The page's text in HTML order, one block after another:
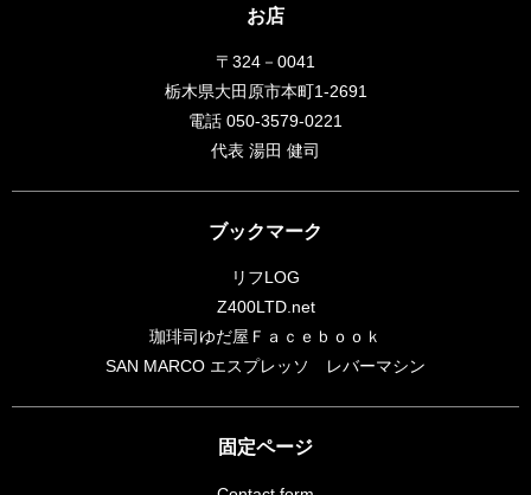
お店
〒324－0041
栃木県大田原市本町1-2691
電話 050-3579-0221
代表 湯田 健司
ブックマーク
リフLOG
Z400LTD.net
珈琲司ゆだ屋Ｆａｃｅｂｏｏｋ
SAN MARCO エスプレッソ レバーマシン
固定ページ